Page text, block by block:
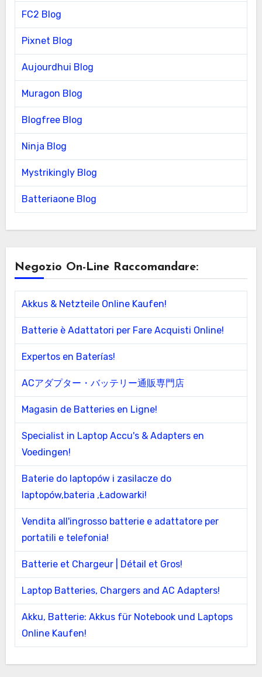
FC2 Blog
Pixnet Blog
Aujourdhui Blog
Muragon Blog
Blogfree Blog
Ninja Blog
Mystrikingly Blog
Batteriaone Blog
Negozio On-Line Raccomandare:
Akkus & Netzteile Online Kaufen!
Batterie è Adattatori per Fare Acquisti Online!
Expertos en Baterías!
ACアダプター・バッテリー通販専門店
Magasin de Batteries en Ligne!
Specialist in Laptop Accu's & Adapters en
Voedingen!
Baterie do laptopów i zasilacze do
laptopów,bateria ,Ładowarki!
Vendita all'ingrosso batterie e adattatore per
portatili e telefonia!
Batterie et Chargeur | Détail et Gros!
Laptop Batteries, Chargers and AC Adapters!
Akku, Batterie: Akkus für Notebook und Laptops
Online Kaufen!